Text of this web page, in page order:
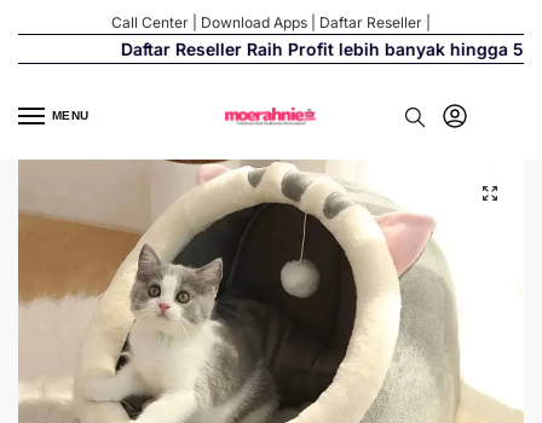
Call Center Download Apps Daftar Reseller
Daftar Reseller Raih Profit lebih banyak hingga 500%
MENU